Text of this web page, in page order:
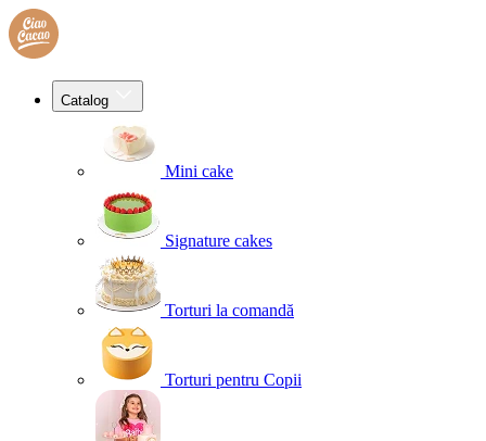
Catalog
Mini cake
Signature cakes
Torturi la comandă
Torturi pentru Copii